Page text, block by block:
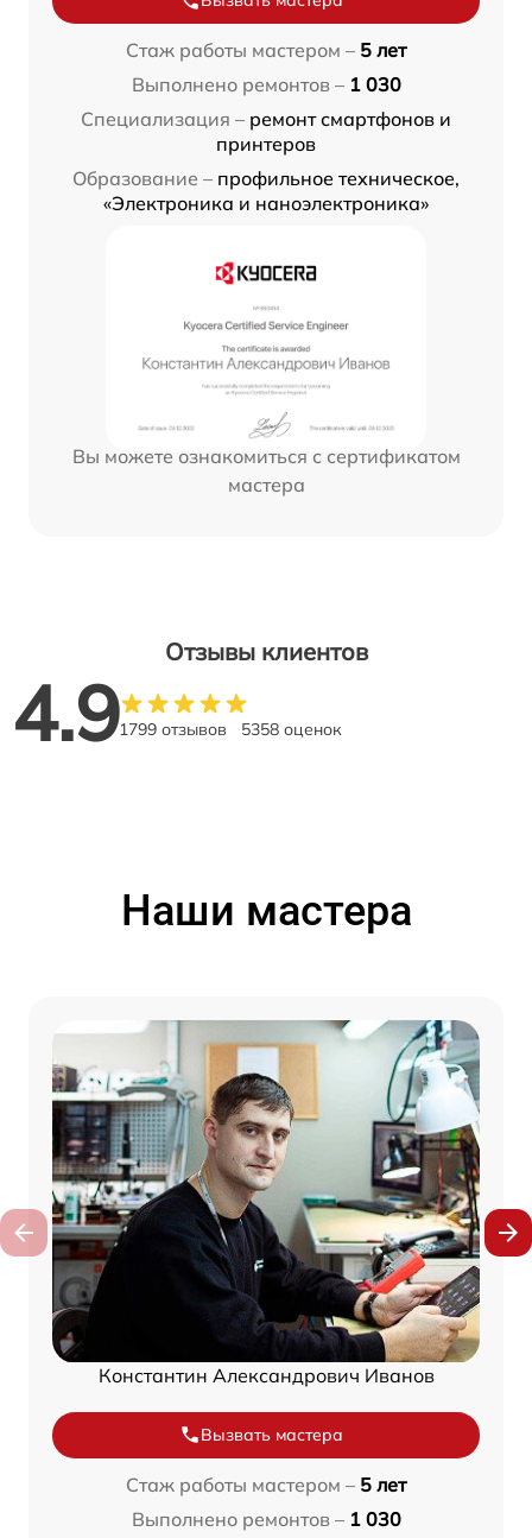
Стаж работы мастером – 5 лет
Выполнено ремонтов – 1 030
Специализация – ремонт смартфонов и
принтеров
Образование – профильное техническое,
«Электроника и наноэлектроника»
Вы можете ознакомиться с сертификатом
мастера
Отзывы клиентов
4.91799 отзывов 5358 оценок
Наши мастера
Константин Александрович Иванов
Вызвать мастера
Стаж работы мастером – 5 лет
Выполнено ремонтов – 1 030